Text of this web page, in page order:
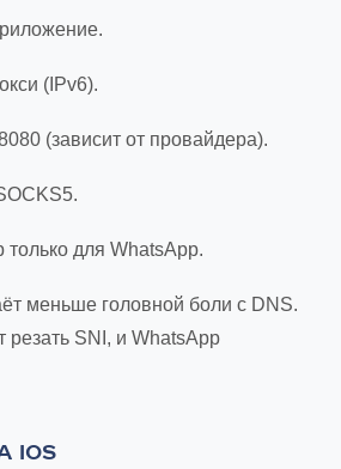
(IPv6).
(зависит от провайдера).
для WhatsApp.
меньше головной боли с DNS.
резать SNI, и WhatsApp
IOS